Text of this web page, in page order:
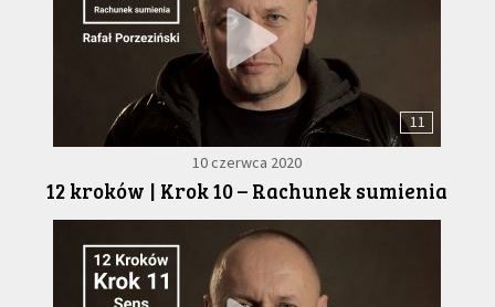
11
10 czerwca 2020
12 kroków | Krok 10 – Rachunek sumienia